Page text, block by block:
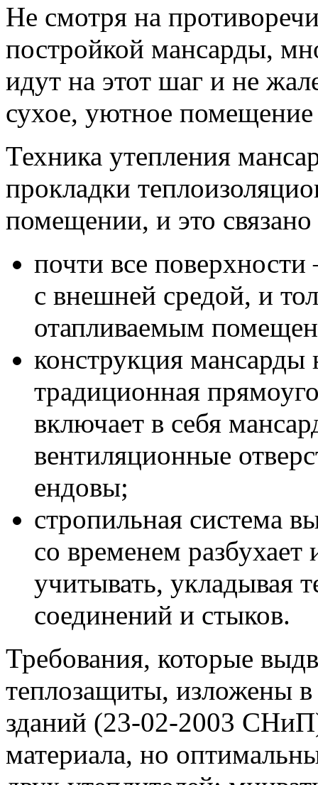
Не смотря на
постройкой мансарды,
идут на этот шаг и не
сухое, уютное помещение
Техника утепления
прокладки
помещении, и это
почти все
с внешней средой, и
отапливаемым
конструкция
традиционная
включает в себя
вентиляционные
ендовы;
стропильная система
со временем
учитывать, укладывая
соединений и стыков.
Требования, которые
теплозащиты, изложены в
зданий (23-02-2003
материала, но